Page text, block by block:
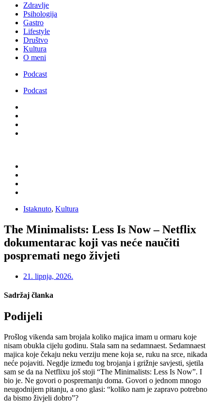
Zdravlje
Psihologija
Gastro
Lifestyle
Društvo
Kultura
O meni
Podcast
Podcast
Istaknuto, Kultura
The Minimalists: Less Is Now – Netflix
dokumentarac koji vas neće naučiti
pospremati nego živjeti
21. lipnja, 2026.
Sadržaj članka
Podijeli
Prošlog vikenda sam brojala koliko majica imam u ormaru koje
nisam obukla cijelu godinu. Stala sam na sedamnaest. Sedamnaest
majica koje čekaju neku verziju mene koja se, ruku na srce, nikada
neće pojaviti. Negdje između tog brojanja i grižnje savjesti, sjetila
sam se da na Netflixu još stoji “The Minimalists: Less Is Now”. I
bio je. Ne govori o pospremanju doma. Govori o jednom mnogo
neugodnijem pitanju, a ono glasi: “koliko nam je zapravo potrebno
da bismo živjeli dobro”?